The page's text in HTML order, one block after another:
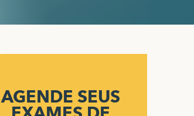
AGENDE SEUS